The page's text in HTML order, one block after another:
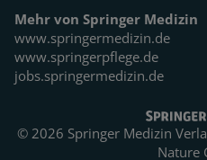
Mehr von Springer Medizin
www.springermedizin.de
www.springerpflege.de
jobs.springermedizin.de
© 2026 Springer Medizin
Nature